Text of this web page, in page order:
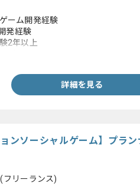
ーム開発経験
発経験
2年以上
詳細を見る
ンソーシャルゲーム】プラ
(フリーランス)